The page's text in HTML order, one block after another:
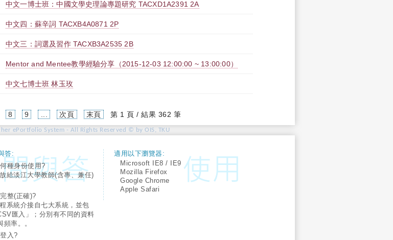
中文一博士班：中國文學史理論專題研究 TACXD1A2391 2A
中文四：蘇辛詞 TACXB4A0871 2P
中文三：詞選及習作 TACXB3A2535 2B
Mentor and Mentee教學經驗分享（2015-12-03 12:00:00 ~ 13:00:00）
中文七博士班 林玉玫
8 9 次頁 末頁 第 1 頁 / 結果 362 筆
ePortfolio System - All Rights Reserved © by OIS, TKU
答:
種身份使用?
給淡江大學教師(含專、兼任)
整(正確)?
系統介接自七大系統，並包
匯入」；分別有不同的資料
頻率。。
入?
適用以下瀏覽器:
Microsoft IE8 / IE9
Mozilla Firefox
Google Chrome
Apple Safari